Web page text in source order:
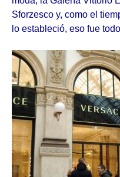
Sforzesco y, como el
lo estableció, eso fue